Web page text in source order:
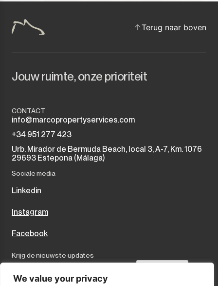
We value your privacy
Terug naar boven
Jouw ruimte, onze prioriteit
CONTACT
info@marcopropertyservices.com
+34 951 277 423
Urb. Mirador de Bermuda Beach, local 3, A-7, Km. 1076
29693 Estepona (Málaga)
Sociale media
Linkedin
Instagram
Facebook
Krijg de nieuwste updates